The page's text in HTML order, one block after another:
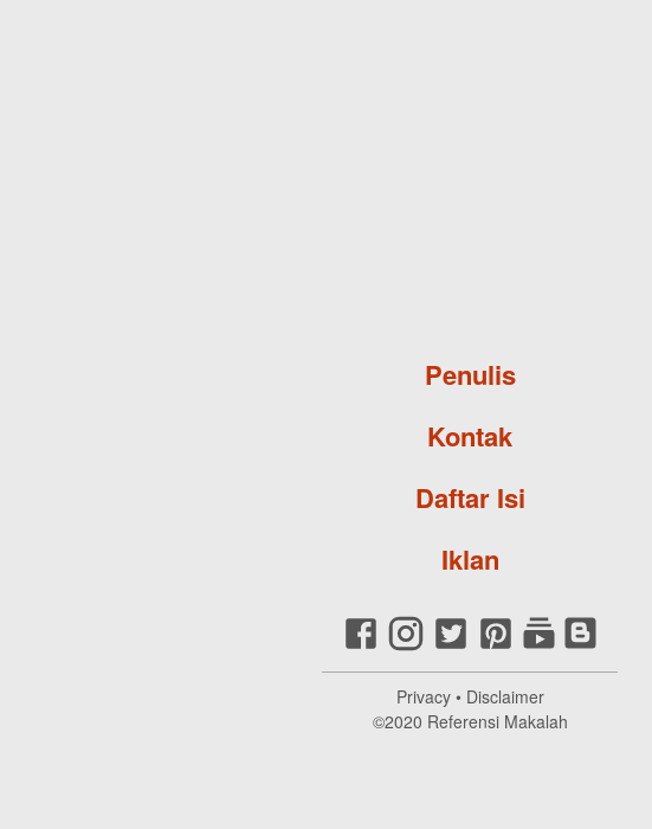
Penulis
Kontak
Daftar Isi
Iklan
Privacy• Disclaimer
©2020 Referensi Makalah